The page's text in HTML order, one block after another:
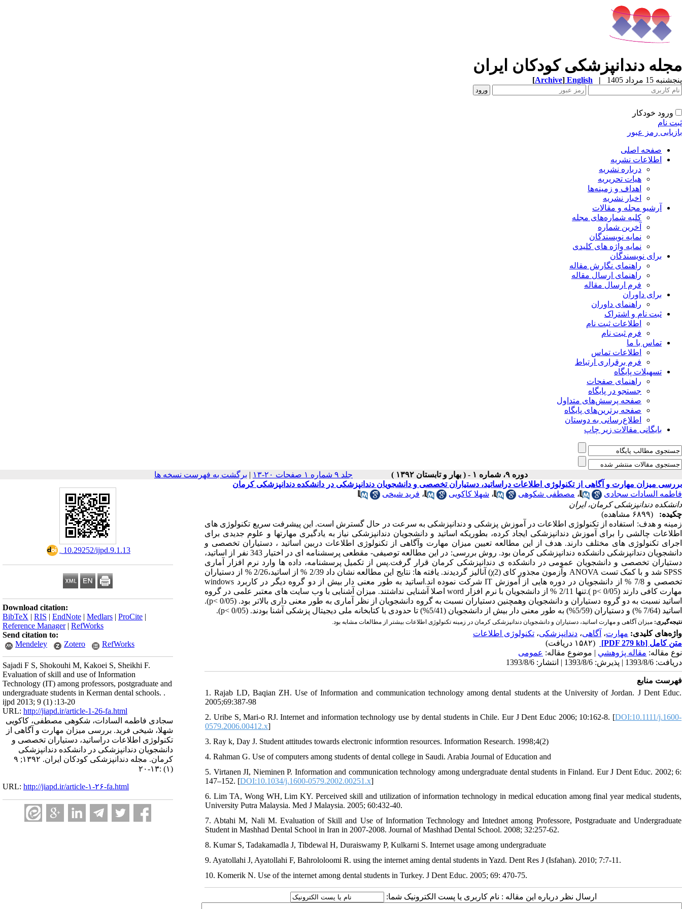
مجله دندانپزشکی کودکان ایران
پنجشنبه 15 مرداد 1405 |
English
[Archive]
ورود خودکار
ثبت نام
بازیابی رمز عبور
صفحه اصلی
اطلاعات نشریه
درباره نشریه
هیات تحریریه
اهداف و زمینه‌ها
اخبار نشریه
آرشیو مجله و مقالات
کلیه شماره‌های مجله
آخرین شماره
نمایه نویسندگان
نمایه واژه های کلیدی
برای نویسندگان
راهنمای نگارش مقاله
راهنمای ارسال مقاله
فرم ارسال مقاله
برای داوران
راهنمای داوران
ثبت نام و اشتراک
اطلاعات ثبت نام
فرم ثبت نام
تماس با ما
اطلاعات تماس
فرم برقراری ارتباط
تسهیلات پایگاه
راهنمای صفحات
جستجو در پایگاه
صفحه پرسش‌های متداول
صفحه برترین‌های پایگاه
اطلاع‌رسانی به دوستان
بایگانی مقالات زیر چاپ
دوره ۹، شماره ۱ - ( بهار و تابستان ۱۳۹۲ ) جلد ۹ شماره ۱ صفحات ۲۰-۱۳ | برگشت به فهرست نسخه ها
‎ 10.29252/ijpd.9.1.13
Download citation:
BibTeX | RIS | EndNote | Medlars | ProCite |
Reference Manager| RefWorks
Send citation to:
Mendeley
Zotero RefWorks
Sajadi F S, Shokouhi M, Kakoei S, Sheikhi F.
Evaluation of skill and use of Information
Technology (IT) among professors, postgraduate and
undergraduate students in Kerman dental schools. .
ijpd 2013; 9 (1) :13-20
URL: http://jiapd.ir/article-1-26-fa.html
سجادی فاطمه السادات، شکوهی مصطفی، کاکویی
شهلا، شیخی فرید. بررسی میزان مهارت و آگاهی از
تکنولوژی اطلاعات دراساتید، دستیاران تخصصی و
دانشجویان دندانپزشکی در دانشکده دندانپزشکی
کرمان. مجله دندانپزشکی کودکان ایران. ۱۳۹۲; ۹
(۱) :۱۳-۲۰
URL: http://jiapd.ir/article-۱-۲۶-fa.html
بررسی میزان مهارت و آگاهی از تکنولوژی اطلاعات دراساتید، دستیاران تخصصی و دانشجویان دندانپزشکی در دانشکده دندانپزشکی کرمان
فاطمه السادات سجادی
، مصطفی شکوهی ، شهلا کاکویی ، فرید شیخی
دانشکده دندانپزشکی کرمان، ایران
چکیده:
(۶۸۹۹ مشاهده)
زمینه و هدف: استفاده از تکنولوژی اطلاعات در آموزش پزشکی و دندانپزشکی به سرعت در حال گسترش است. این پیشرفت سریع تکنولوژی های
اطلاعات چالشی را برای آموزش دندانپزشکی ایجاد کرده، بطوریکه اساتید و دانشجویان دندانپزشکی نیاز به یادگیری مهارتها و علوم جدیدی برای
اجرای تکنولوژی های مختلف دارند. هدف از این مطالعه تعیین میزان مهارت وآگاهی از تکنولوژی اطلاعات دربین اساتید ، دستیاران تخصصی و
دانشجویان دندانپزشکی دانشکده دندانپزشکی کرمان بود. روش بررسی: در این مطالعه توصیفی- مقطعی پرسشنامه ای در اختیار 343 نفر از اساتید،
دستیاران تخصصی و دانشجویان عمومی در دانشکده ی دندانپزشکی کرمان قرار گرفت.پس از تکمیل پرسشنامه، داده ها وارد نرم افزار آماری
SPSS شد و با کمک تست ANOVA وآزمون مجذور کای (χ2) آنالیز گردیدند. یافته ها: نتایج این مطالعه نشان داد 2/39 % از اساتید،2/26 % از دستیاران
تخصصی و 7/8 % از دانشجویان در دوره هایی از آموزش IT شرکت نموده اند.اساتید به طور معنی دار بیش از دو گروه دیگر در کاربرد windows
مهارت کافی دارند (p< 0/05 ).تنها 2/11 % از دانشجویان با نرم افزار word اصلا آشنایی نداشتند. میزان آشنایی با وب سایت های معتبر علمی در گروه
اساتید نسبت به دو گروه دستیاران و دانشجویان وهمچنین دستیاران نسبت به گروه دانشجویان از نظر آماری به طور معنی داری بالاتر بود. (p< 0/05).
اساتید (7/64 %) و دستیاران (5/59%) به طور معنی دار بیش از دانشجویان (5/41%) تا حدودی با کتابخانه ملی دیجیتال پزشکی آشنا بودند. (p< 0/05).
نتیجه‌گیری: میزان آگاهی و مهارت اساتید، دستیاران و دانشجویان دندانپزشکی کرمان در زمینه تکنولوژی اطلاعات بیشتر از مطالعات مشابه بود.
واژه‌های کلیدی: مهارت، آگاهی، دندانپزشکی، تکنولوژی اطلاعات
متن کامل [PDF 279 kb]
(۱۵۸۲ دریافت)
نوع مقاله: مقاله پژوهشي | موضوع مقاله: عمومى
دریافت: 1393/8/6 | پذیرش: 1393/8/6 | انتشار: 1393/8/6
فهرست منابع
1. Rajab LD, Baqian ZH. Use of Information and communication technology among dental students at the University of Jordan. J Dent Educ.
2005;69:387-98
2. Uribe S, Mari-o RJ. Internet and information technology use by dental students in Chile. Eur J Dent Educ 2006; 10:162-8. [DOI:10.1111/j.1600-
0579.2006.00412.x]
3. Ray k, Day J. Student attitudes towards electronic informtion resources. Information Research. 1998;4(2)
4. Rahman G. Use of computers among students of dental college in Saudi. Arabia Journal of Education and
5. Virtanen JI, Nieminen P. Information and communication technology among undergraduate dental students in Finland. Eur J Dent Educ. 2002; 6:
147–152. [DOI:10.1034/j.1600-0579.2002.00251.x]
6. Lim TA, Wong WH, Lim KY. Perceived skill and utilization of information technology in medical education among final year medical students,
University Putra Malaysia. Med J Malaysia. 2005; 60:432-40.
7. Abtahi M, Nali M. Evaluation of Skill and Use of Information Technology and Intednet among Professore, Postgraduate and Undergraduate
Student in Mashhad Dental School in Iran in 2007-2008. Journal of Mashhad Dental School. 2008; 32:257-62.
8. Kumar S, Tadakamadla J, Tibdewal H, Duraiswamy P, Kulkarni S. Internet usage among undergraduate
9. Ayatollahi J, Ayatollahi F, Bahrololoomi R. using the internet aming dental students in Yazd. Dent Res J (Isfahan). 2010; 7:7-11.
10. Komerik N. Use of the internet among dental students in Turkey. J Dent Educ. 2005; 69: 470-75.
ارسال نظر درباره این مقاله : نام کاربری یا پست الکترونیک شما: